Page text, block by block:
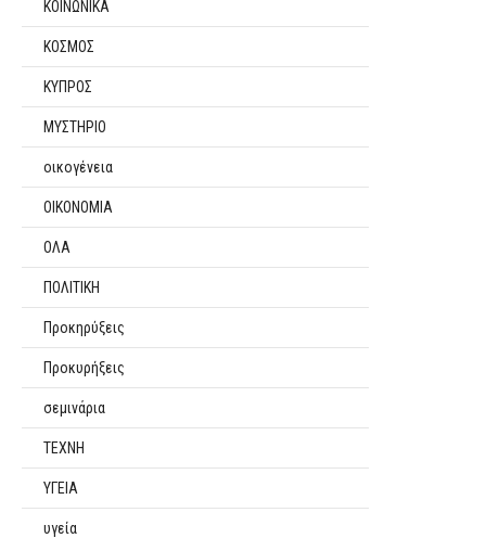
ΚΟΙΝΩΝΙΚΑ
ΚΟΣΜΟΣ
ΚΥΠΡΟΣ
ΜΥΣΤΗΡΙΟ
οικογένεια
ΟΙΚΟΝΟΜΙΑ
ΟΛΑ
ΠΟΛΙΤΙΚΗ
Προκηρύξεις
Προκυρήξεις
σεμινάρια
ΤΕΧΝΗ
ΥΓΕΙΑ
υγεία